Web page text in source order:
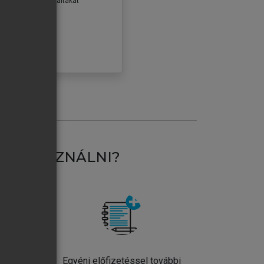
HASZNÁLNI?
Egyéni előfizetéssel további